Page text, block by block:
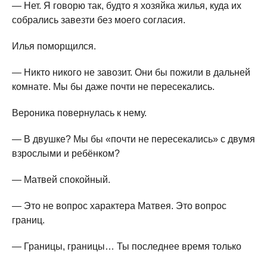
— Нет. Я говорю так, будто я хозяйка жилья, куда их
собрались завезти без моего согласия.
Илья поморщился.
— Никто никого не завозит. Они бы пожили в дальней
комнате. Мы бы даже почти не пересекались.
Вероника повернулась к нему.
— В двушке? Мы бы «почти не пересекались» с двумя
взрослыми и ребёнком?
— Матвей спокойный.
— Это не вопрос характера Матвея. Это вопрос
границ.
— Границы, границы… Ты последнее время только